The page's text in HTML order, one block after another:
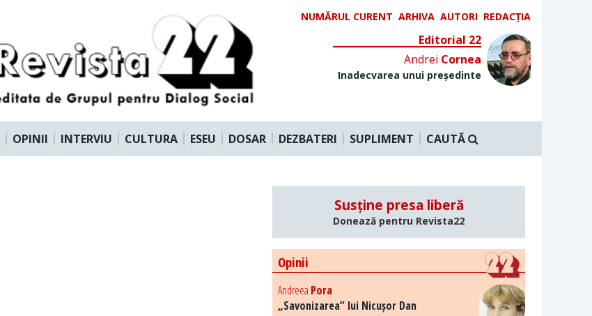
NUMĂRUL CURENT ARHIVA AUTORI REDACȚIA
Editorial 22
Andrei Cornea
Inadecvarea unui președinte
OPINII INTERVIU CULTURA ESEU DOSAR DEZBATERI SUPLIMENT CAUTĂ
Susține presa liberă
Donează pentru Revista22
Opinii
Andreea Pora
„Savonizarea” lui Nicușor Dan